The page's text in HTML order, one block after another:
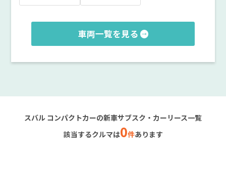
車両一覧を見る
スバル コンパクトカーの新車サブスク・カーリース一覧
該当するクルマは0件あります